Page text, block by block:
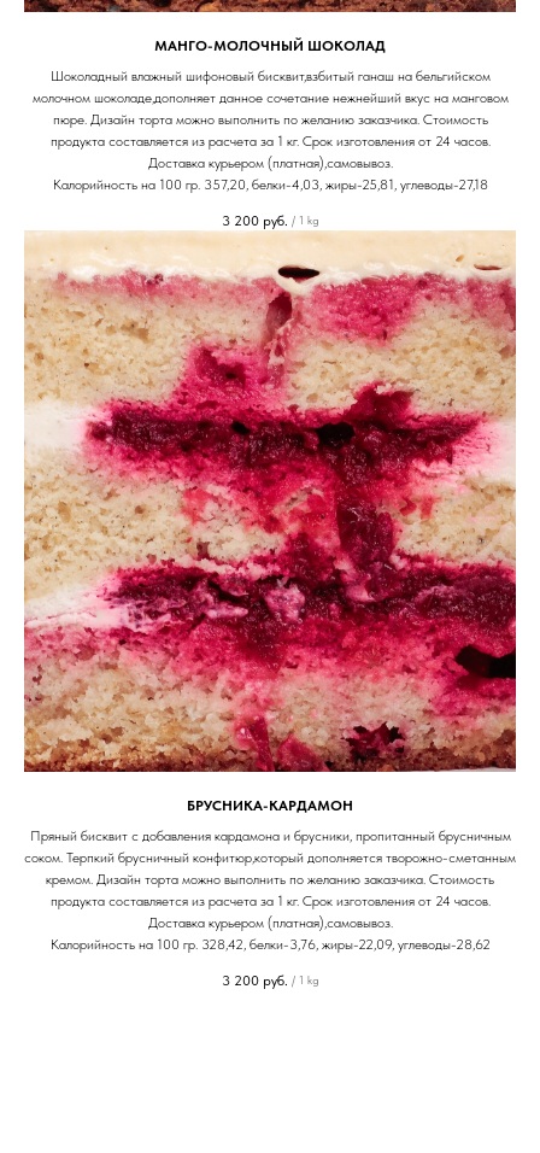
МАНГО-МОЛОЧНЫЙ ШОКОЛАД
Шоколадный влажный шифоновый бисквит,взбитый ганаш на бельгийском
молочном шоколаде,дополняет данное сочетание нежнейший вкус на манговом
пюре. Дизайн торта можно выполнить по желанию заказчика. Стоимость
продукта составляется из расчета за 1 кг. Срок изготовления от 24 часов.
Доставка курьером (платная),самовывоз.
Калорийность на 100 гр. 357,20, белки-4,03, жиры-25,81, углеводы-27,18
3 200 руб. / 1 kg
БРУСНИКА-КАРДАМОН
Пряный бисквит с добавления кардамона и брусники, пропитанный брусничным
соком. Терпкий брусничный конфитюр,который дополняется творожно-сметанным
кремом. Дизайн торта можно выполнить по желанию заказчика. Стоимость
продукта составляется из расчета за 1 кг. Срок изготовления от 24 часов.
Доставка курьером (платная),самовывоз.
Калорийность на 100 гр. 328,42, белки-3,76, жиры-22,09, углеводы-28,62
3 200 руб. / 1 kg